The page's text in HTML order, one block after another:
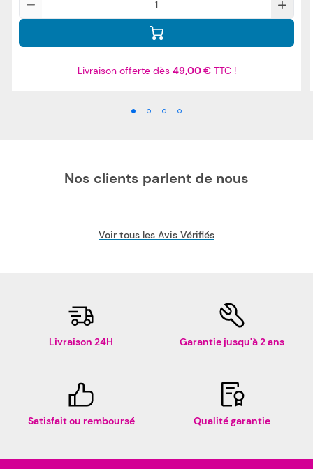
Livraison offerte dès 49,00 €TTC !
Nos clients parlent de nous
Voir tous les Avis Vérifiés
Livraison 24H Garantie jusqu'à 2 ans
Satisfait ou remboursé Qualité garantie